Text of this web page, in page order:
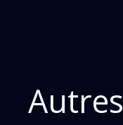
Autres